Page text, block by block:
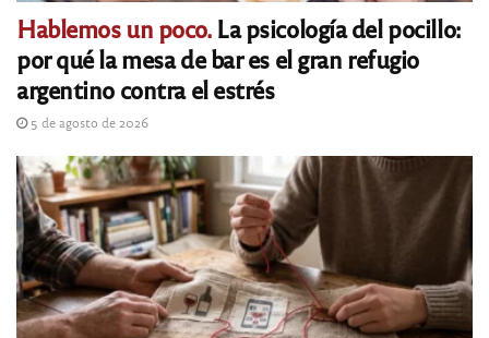
Hablemos un poco.La psicología del pocillo:
por qué la mesa de bar es el gran refugio
argentino contra el estrés
5 de agosto de 2026